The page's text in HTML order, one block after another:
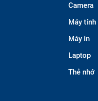
Camera
Máy tính
Máy in
Laptop
Thẻ nhớ